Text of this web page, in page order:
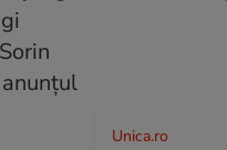
Unica.ro